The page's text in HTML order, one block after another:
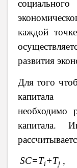
каждой
развития
Для того
капитала
необходимо
капитала.
SC=Ti+Tj,